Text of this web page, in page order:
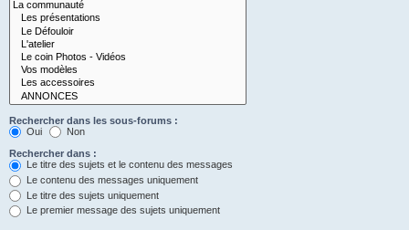
Rechercher dans les sous-forums :
Oui
Non
Rechercher dans :
Le titre des sujets et le contenu des messages
Le contenu des messages uniquement
Le titre des sujets uniquement
Le premier message des sujets uniquement